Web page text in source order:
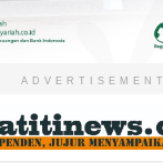
ADVERTISEMENT